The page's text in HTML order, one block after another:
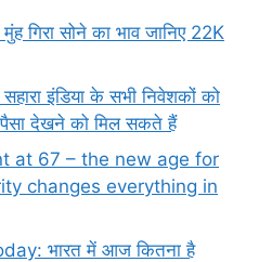
सोने का भाव जानिए 22K
इंडिया के सभी निवेशकों को
पैसा देखने को मिल सकते हैं
at 67 – the new age for
changes everything in
भारत में आज कितना है